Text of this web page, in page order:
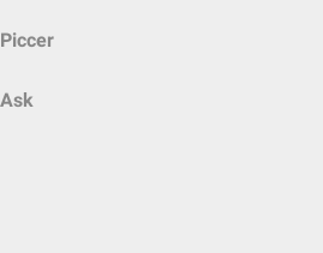
Piccer
Ask